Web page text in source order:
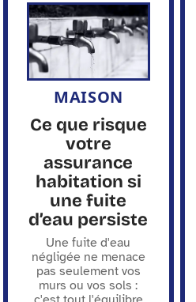
MAISON
Ce que risque
votre
assurance
habitation si
une fuite
d’eau persiste
Une fuite d'eau
négligée ne menace
pas seulement vos
murs ou vos sols :